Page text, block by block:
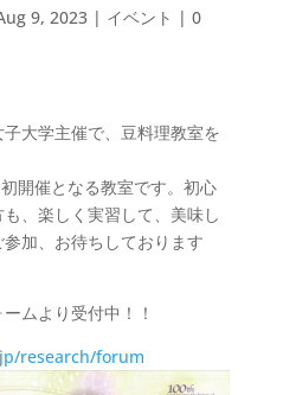
9, 2023| イベント | 0
大学主催で、豆料理教室を
開催となる教室です。初心
、楽しく実習して、美味し
加、お待ちしております
ムより受付中！！
research/forum